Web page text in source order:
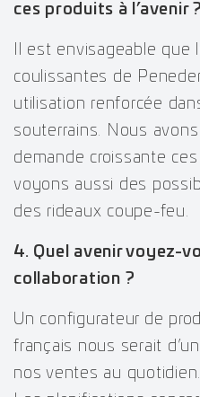
ces produits à l’avenir ?
Il est envisageable
coulissantes de
utilisation renforcée
souterrains. Nous
demande croissante
voyons aussi des
des rideaux coupe-feu.
4. Quel avenir voyez-
collaboration ?
Un configurateur de
français nous serait
nos ventes au quotidien.